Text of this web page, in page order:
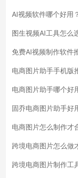
AI视频软件哪个好用
图生视频AI工具怎么
免费AI视频制作软件
电商图片助手手机版
电商图片助手哪个好
固乔电商图片助手好
电商图片怎么制作才
跨境电商图片怎么做
跨境电商图片制作工